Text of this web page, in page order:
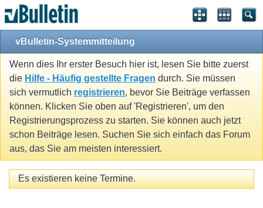
vBulletin-Systemmitteilung
Wenn dies Ihr erster Besuch hier ist, lesen Sie bitte zuerst
die Hilfe - Häufig gestellte Fragen durch. Sie müssen
sich vermutlich registrieren, bevor Sie Beiträge verfassen
können. Klicken Sie oben auf 'Registrieren', um den
Registrierungsprozess zu starten. Sie können auch jetzt
schon Beiträge lesen. Suchen Sie sich einfach das Forum
aus, das Sie am meisten interessiert.
Es existieren keine Termine.